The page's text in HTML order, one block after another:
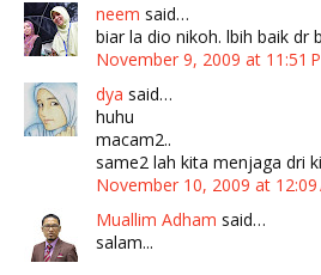
neem said…
biar la dio nikoh. lbih baik dr
November 9, 2009 at 11:51
dya said…
huhu
macam2..
same2 lah kita menjaga dri
November 10, 2009 at 12:09
Muallim Adham said…
salam...